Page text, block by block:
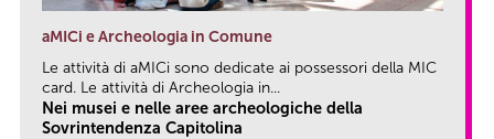
aMICi e Archeologia in Comune
Le attività di aMICi sono dedicate ai possessori della MIC
card. Le attività di Archeologia in...
Nei musei e nelle aree archeologiche della
Sovrintendenza Capitolina